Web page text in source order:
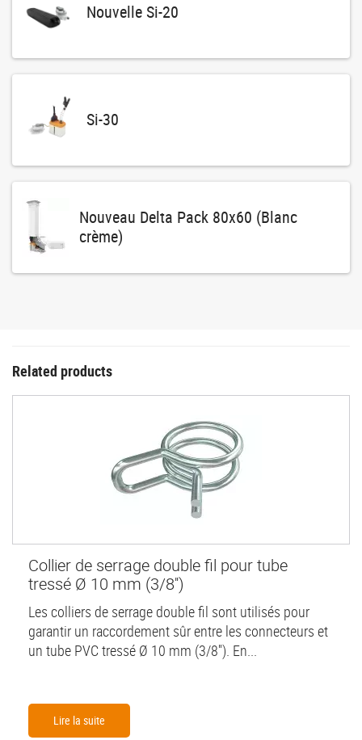
Nouvelle Si-20
Si-30
Nouveau Delta Pack 80x60 (Blanc
crème)
Related products
Collier de serrage double fil pour tube
tressé Ø 10 mm (3/8'')
Les colliers de serrage double fil sont utilisés pour
garantir un raccordement sûr entre les connecteurs et
un tube PVC tressé Ø 10 mm (3/8''). En...
Lire la suite